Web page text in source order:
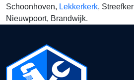
Schoonhoven, Lekkerkerk,
Nieuwpoort, Brandwijk.